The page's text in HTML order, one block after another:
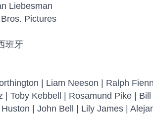
Liebesman
Bros. Pictures
班牙
| Liam Neeson | Ralph
| Toby Kebbell | Rosamund Pike | Bill
| John Bell | Lily James |